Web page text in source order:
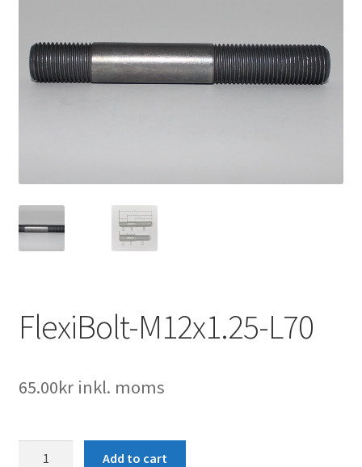
Hjälp/FAQ
FlexiBolt-M12x1.25-L70
65.00krinkl. moms
Add to cart